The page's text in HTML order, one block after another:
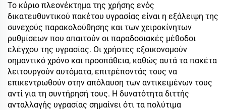
Το κύριο πλεονέκτημα της χρήσης ενός
δικατευθυντικού πακέτου υγρασίας είναι η εξάλειψη της
συνεχούς παρακολούθησης και των χειροκίνητων
ρυθμίσεων που απαιτούν οι παραδοσιακές μέθοδοι
ελέγχου της υγρασίας. Οι χρήστες εξοικονομούν
σημαντικό χρόνο και προσπάθεια, καθώς αυτά τα πακέτα
λειτουργούν αυτόματα, επιτρέποντάς τους να
επικεντρωθούν στην απόλαυση των αντικειμένων τους
αντί για τη συντήρησή τους. Η δυνατότητα διττής
ανταλλαγής υγρασίας σημαίνει ότι τα πολύτιμα